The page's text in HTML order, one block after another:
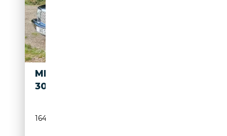
MERCEDES-BENZ S
300
164 389 km